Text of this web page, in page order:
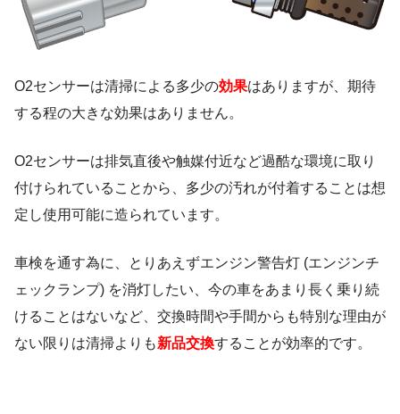
O2センサーは清掃による多少の効果はありますが、期待
する程の大きな効果はありません。
O2センサーは排気直後や触媒付近など過酷な環境に取り
付けられていることから、多少の汚れが付着することは想
定し使用可能に造られています。
車検を通す為に、とりあえずエンジン警告灯 (エンジンチ
ェックランプ) を消灯したい、今の車をあまり長く乗り続
けることはないなど、交換時間や手間からも特別な理由が
ない限りは清掃よりも新品交換することが効率的です。